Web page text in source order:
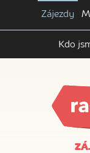
Zájezdy
Kdo